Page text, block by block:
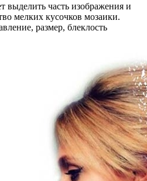
выделить часть изображения и
мелких кусочков мозаики.
размер, блеклость